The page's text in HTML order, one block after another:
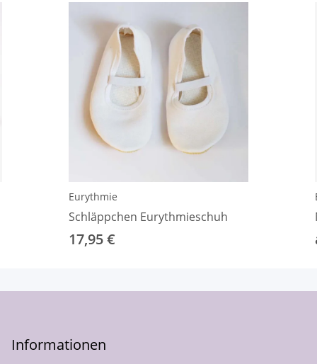
Eurythmie
Schläppchen Eurythmieschuh
17,95 €
Informationen